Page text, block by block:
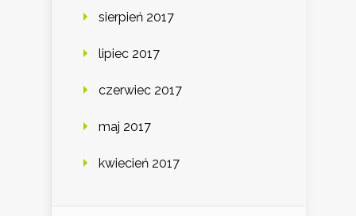
sierpień 2017
lipiec 2017
czerwiec 2017
maj 2017
kwiecień 2017